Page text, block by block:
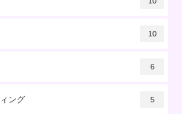
10
6
ング 5